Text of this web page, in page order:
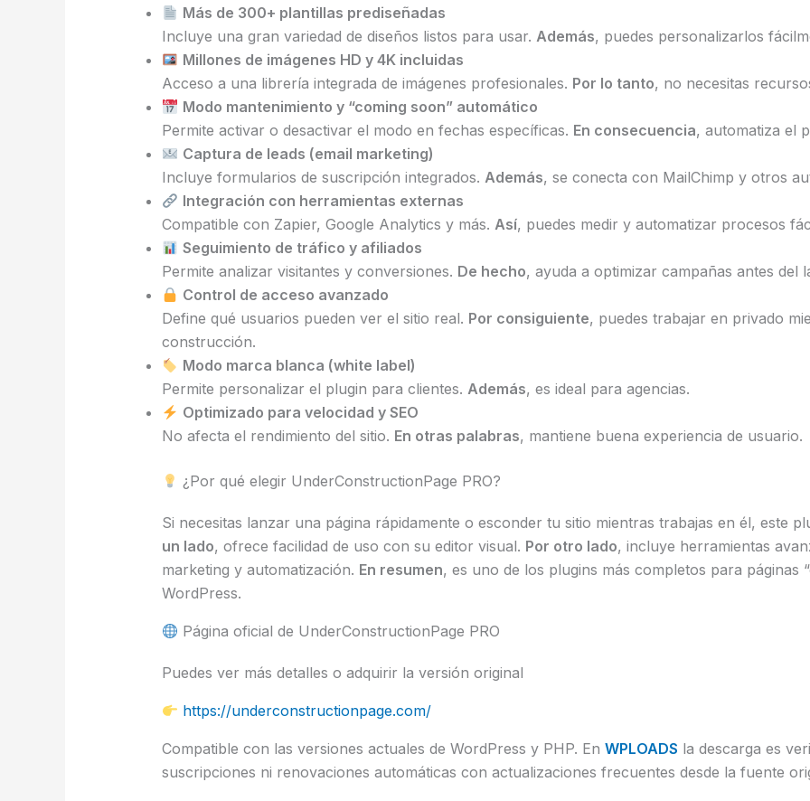
Más de 300+ plantillas prediseñadas
Incluye una gran variedad de diseños listos para usar. Además, puedes personalizarlos
Millones de imágenes HD y 4K incluidas
Acceso a una librería integrada de imágenes profesionales. Por lo tanto, no necesitas
Modo mantenimiento y “coming soon” automático
Permite activar o desactivar el modo en fechas específicas. En consecuencia, automatiza el
Captura de leads (email marketing)
Incluye formularios de suscripción integrados. Además, se conecta con MailChimp y otros
Integración con herramientas externas
Compatible con Zapier, Google Analytics y más. Así, puedes medir y automatizar procesos
Seguimiento de tráfico y afiliados
Permite analizar visitantes y conversiones. De hecho, ayuda a optimizar campañas antes del
Control de acceso avanzado
Define qué usuarios pueden ver el sitio real. Por consiguiente, puedes trabajar en privado
construcción.
Modo marca blanca (white label)
Permite personalizar el plugin para clientes. Además, es ideal para agencias.
Optimizado para velocidad y SEO
No afecta el rendimiento del sitio. En otras palabras, mantiene buena experiencia de usuario.
¿Por qué elegir UnderConstructionPage PRO?
Si necesitas lanzar una página rápidamente o esconder tu sitio mientras trabajas en él, este
un lado, ofrece facilidad de uso con su editor visual. Por otro lado, incluye herramientas
marketing y automatización. En resumen, es uno de los plugins más completos para páginas
WordPress.
Página oficial de UnderConstructionPage PRO
Puedes ver más detalles o adquirir la versión original
https://underconstructionpage.com/
Compatible con las versiones actuales de WordPress y PHP. En WPLOADS la descarga es
suscripciones ni renovaciones automáticas con actualizaciones frecuentes desde la fuente